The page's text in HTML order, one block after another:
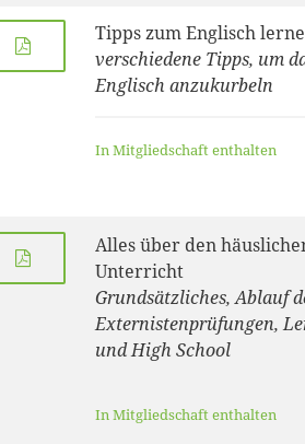
Tipps zum Englisch
verschiedene Tipps, um
Englisch anzukurbeln
In Mitgliedschaft enthalten
Alles über den
Unterricht
Grundsätzliches, Ablauf
Externistenprüfungen,
und High School
In Mitgliedschaft enthalten